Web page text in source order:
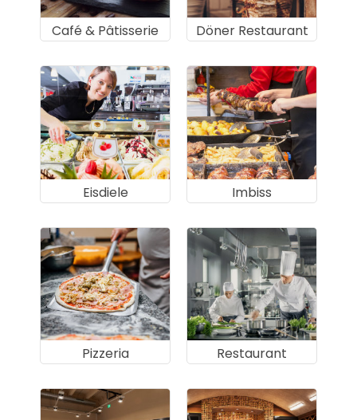
Café & Pâtisserie Döner Restaurant
Eisdiele Imbiss
Pizzeria Restaurant